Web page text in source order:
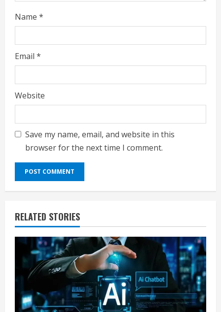
Name *
Email *
Website
Save my name, email, and website in this
browser for the next time I comment.
RELATED STORIES